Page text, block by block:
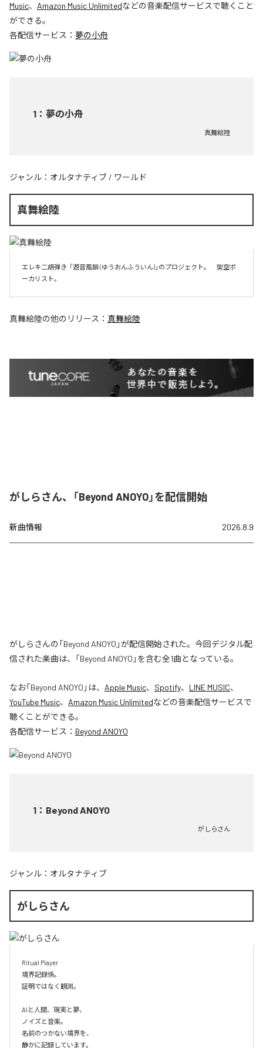
Music、 Amazon Music Unlimitedなどの音楽配信サービスで聴くこと
ができる。
各配信サービス： 夢の小舟
1 ： 夢の小舟
真舞絵陸
ジャンル： オルタナティブ / ワールド
真舞絵陸
エレキ二胡弾き  「遊音風韻 (ゆうおんふういん)」のプロジェクト。　架空ボ
ーカリスト。
真舞絵陸の他のリリース： 真舞絵陸
がしらさん、「Beyond ANOYO」を配信開始
新曲情報 2026.8.9
がしらさんの「Beyond ANOYO」が配信開始された。今回デジタル配
信された楽曲は、「Beyond ANOYO」を含む全1曲となっている。
なお「Beyond ANOYO 」は、 Apple Music、 Spotify、 LINE MUSIC、
YouTube Music、 Amazon Music Unlimitedなどの音楽配信サービスで
聴くことができる。
各配信サービス： Beyond ANOYO
1 ： Beyond ANOYO
がしらさん
ジャンル： オルタナティブ
がしらさん
Ritual Player
境界記録係。
証明ではなく観測。
AIと人間、現実と夢、
ノイズと音楽。
名前のつかない境界を、
静かに記録しています。